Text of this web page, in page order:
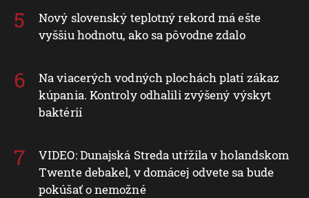
Nový slovenský teplotný rekord má ešte
vyššiu hodnotu, ako sa pôvodne zdalo
Na viacerých vodných plochách platí zákaz
kúpania. Kontroly odhalili zvýšený výskyt
baktérií
VIDEO: Dunajská Streda utŕžila v holandskom
Twente debakel, v domácej odvete sa bude
pokúšať o nemožné